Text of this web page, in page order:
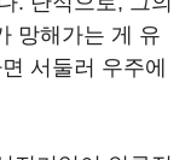
망해가는 게 유
서둘러 우주에